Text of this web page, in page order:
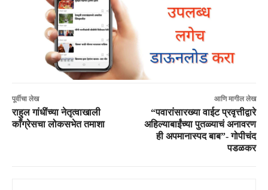
पूर्वीचा लेख
राहुल गांधींच्या नेतृत्वाखाली
काँग्रेसचा लोकसभेत तमाशा
आणि मागील लेख
“पवारांसारख्या वाईट प्रवृत्तीद्वारे
अहिल्याबाईंच्या पुतळ्याचं अनावरण
ही अपमानास्पद बाब”- गोपीचंद
पडळकर